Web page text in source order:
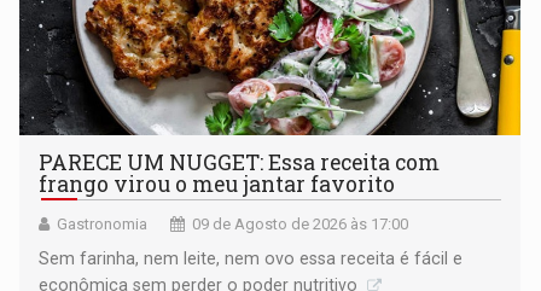
PARECE UM NUGGET: Essa receita com
frango virou o meu jantar favorito
Gastronomia 09 de Agosto de 2026 às 17:00
Sem farinha, nem leite, nem ovo essa receita é fácil e
econômica sem perder o poder nutritivo